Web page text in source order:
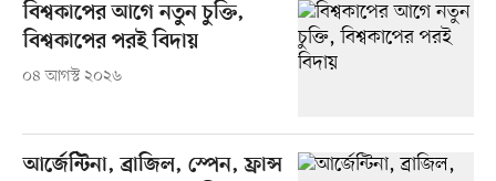
বিশ্বকাপের আগে নতুন চুক্তি,
বিশ্বকাপের পরই বিদায়
০৪ আগস্ট ২০২৬
আর্জেন্টিনা, ব্রাজিল, স্পেন, ফ্রান্স